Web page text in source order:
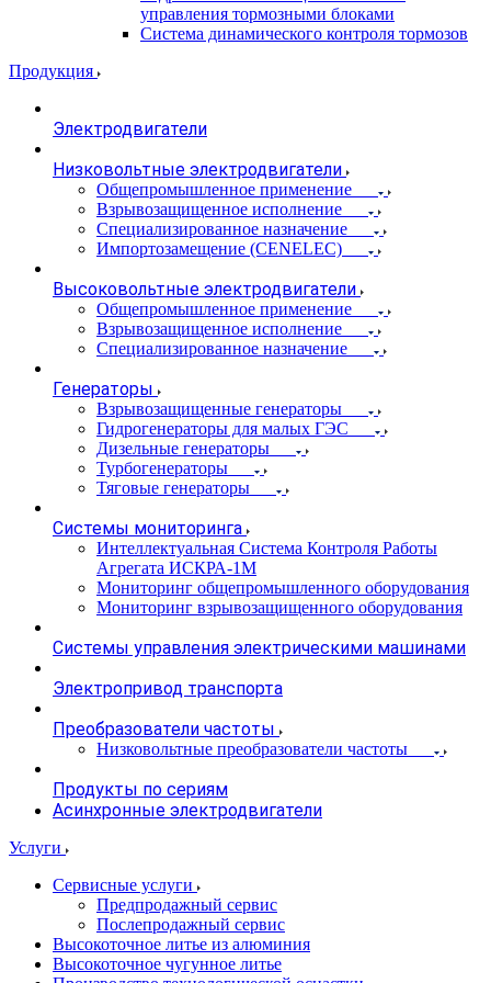
управления тормозными блоками
Система динамического контроля тормозов
Продукция
Электродвигатели
Низковольтные электродвигатели
Общепромышленное применение
Взрывозащищенное исполнение
Специализированное назначение
Импортозамещение (CENELEC)
Высоковольтные электродвигатели
Общепромышленное применение
Взрывозащищенное исполнение
Специализированное назначение
Генераторы
Взрывозащищенные генераторы
Гидрогенераторы для малых ГЭС
Дизельные генераторы
Турбогенераторы
Тяговые генераторы
Системы мониторинга
Интеллектуальная Система Контроля Работы
Агрегата ИСКРА-1М
Мониторинг общепромышленного оборудования
Мониторинг взрывозащищенного оборудования
Системы управления электрическими машинами
Электропривод транспорта
Преобразователи частоты
Низковольтные преобразователи частоты
Продукты по сериям
Асинхронные электродвигатели
Услуги
Сервисные услуги
Предпродажный сервис
Послепродажный сервис
Высокоточное литье из алюминия
Высокоточное чугунное литье